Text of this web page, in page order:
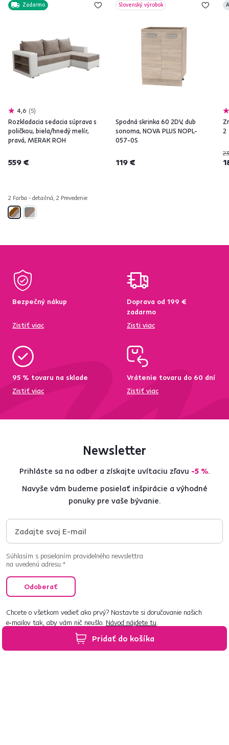
Pridať do košíka
Zadarmo
4,6 5
Rozkladacia sedacia súprava s
poličkou, biela/hnedý melír,
pravá, MERAK ROH
559 €
2 Farba - detailná, 2 Prevedenie
Slovenský výrobok
Spodná skrinka 60 2DV, dub
sonoma, NOVA PLUS NOPL-
057-0S
119 €
2
Bezpečný nákup
Zistiť viac
Doprava od 199 €
zadarmo
Zisti viac
95 % tovaru na sklade
Zistiť viac
Vrátenie tovaru do 60 dní
Zistiť viac
Newsletter
Prihláste sa na odber a získajte uvítaciu zľavu -5 %.
Navyše vám budeme posielať inšpirácie a výhodné
ponuky pre vaše bývanie.
Súhlasím s posielaním pravidelného newslettra
na uvedenú adresu.*
Odoberať
Chcete o všetkom vedieť ako prvý? Nastavte si doručovanie našich
e‑mailov tak, aby vám nič neušlo. Návod nájdete tu.